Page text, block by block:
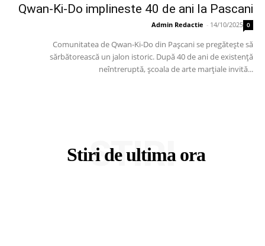
Qwan-Ki-Do implineste 40 de ani la Pascani
Admin Redactie - 14/10/2025 0
Comunitatea de Qwan-Ki-Do din Pașcani se pregătește să
sărbătorească un jalon istoric. După 40 de ani de existență
neîntreruptă, școala de arte marțiale invită...
Stiri de ultima ora
STIRI